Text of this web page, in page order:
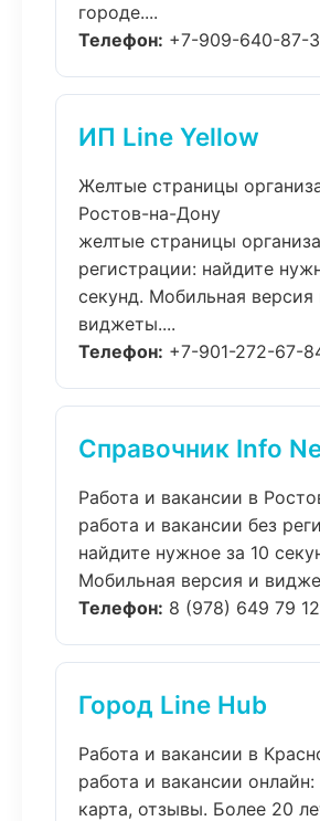
городе....
Телефон: +7-909-640-87-
ИП Line Yellow
Желтые страницы
Ростов-на-Дону
желтые страницы
регистрации: найдите
секунд. Мобильная версия
виджеты....
Телефон: +7-901-272-67-
Справочник Info
Работа и вакансии в
работа и вакансии без
найдите нужное за 10
Мобильная версия и
Телефон: 8 (978) 649 79 12
Город Line Hub
Работа и вакансии в
работа и вакансии онлайн:
карта, отзывы. Более 20